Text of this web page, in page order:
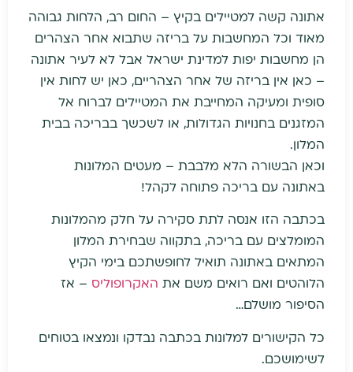
אתונה קשה למטיילים בקיץ – החום רב, הלחות גבוהה
מאוד וכל המחשבות על בריזה שתבוא אחר הצהרים
הן מחשבות יפות למדינת ישראל אבל לא לעיר אתונה
– כאן אין בריזה של אחר הצהריים, כאן יש לחות אין
סופית ומעיקה המחייבת את המטיילים לברוח אל
המזגנים בחנויות הגדולות, או לשכשך בבריכה בבית
המלון.
וכאן הבשורה הלא מלבבת – מעטים המלונות
באתונה עם בריכה פתוחה לקהל!
בכתבה הזו אנסה לתת סקירה על חלק מהמלונות
המומלצים עם בריכה, בתקווה שבחירת המלון
המתאים באתונה תואיל לחופשתכם בימי הקיץ
הלוהטים ואם רואים משם את האקרופוליס – אז
הסיפור מושלם…
כל הקישורים למלונות בכתבה נבדקו ונמצאו בטוחים
לשימושכם.